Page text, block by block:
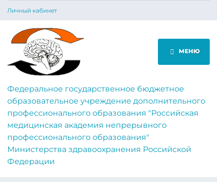
Личный кабинет
МЕНЮ
Федеральное государственное бюджетное
образовательное учреждение дополнительного
профессионального образования "Российская
медицинская академия непрерывного
профессионального образования"
Министерства здравоохранения Российской
Федерации